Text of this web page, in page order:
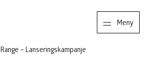
Meny
– Lanseringskampanje